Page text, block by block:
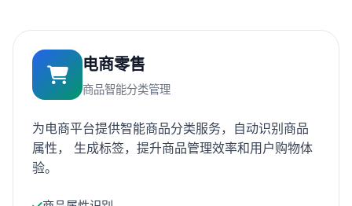
电商零售
商品智能分类管理
为电商平台提供智能商品分类服务，自动识别商品
属性， 生成标签，提升商品管理效率和用户购物体
验。